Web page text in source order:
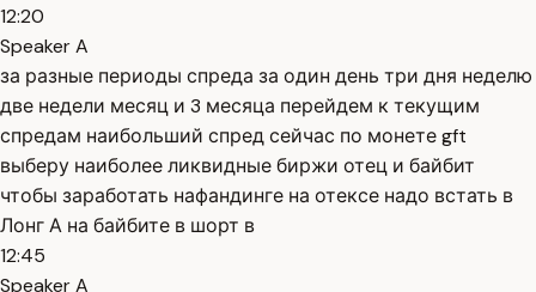
12:20
Speaker A
за разные периоды спреда за один день три дня неделю
две недели месяц и 3 месяца перейдем к текущим
спредам наибольший спред сейчас по монете gft
выберу наиболее ликвидные биржи отец и байбит
чтобы заработать нафандинге на отексе надо встать в
Лонг А на байбите в шорт в
12:45
Speaker A